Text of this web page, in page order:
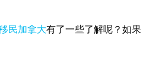
民加拿大有了一些了解呢？如果